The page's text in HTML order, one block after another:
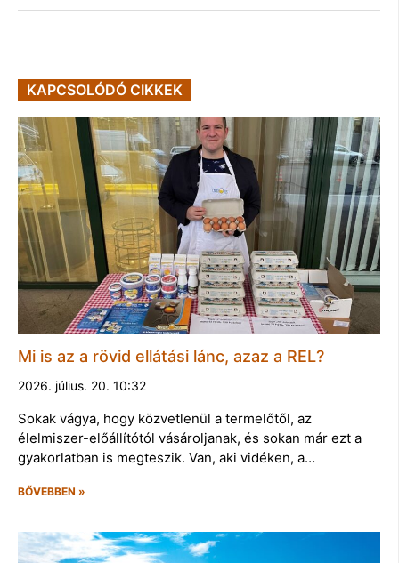
KAPCSOLÓDÓ CIKKEK
Mi is az a rövid ellátási lánc, azaz a REL?
2026. július. 20. 10:32
Sokak vágya, hogy közvetlenül a termelőtől, az
élelmiszer-előállítótól vásároljanak, és sokan már ezt a
gyakorlatban is megteszik. Van, aki vidéken, a…
BŐVEBBEN »